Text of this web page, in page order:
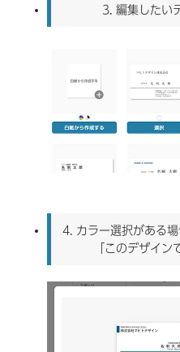
3. 編集したい
4.
カラー選択がある
「このデザイン